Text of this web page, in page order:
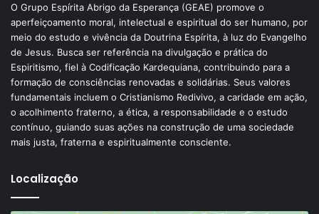
O Grupo Espírita Abrigo da Esperança (GEAE) promove o
aperfeiçoamento moral, intelectual e espiritual do ser humano, por
meio do estudo e vivência da Doutrina Espírita, à luz do Evangelho
de Jesus. Busca ser referência na divulgação e prática do
Espiritismo, fiel à Codificação Kardequiana, contribuindo para a
formação de consciências renovadas e solidárias. Seus valores
fundamentais incluem o Cristianismo Redivivo, a caridade em ação,
o acolhimento fraterno, a ética, a responsabilidade e o estudo
contínuo, guiando suas ações na construção de uma sociedade
mais justa, fraterna e espiritualmente consciente.
Localização